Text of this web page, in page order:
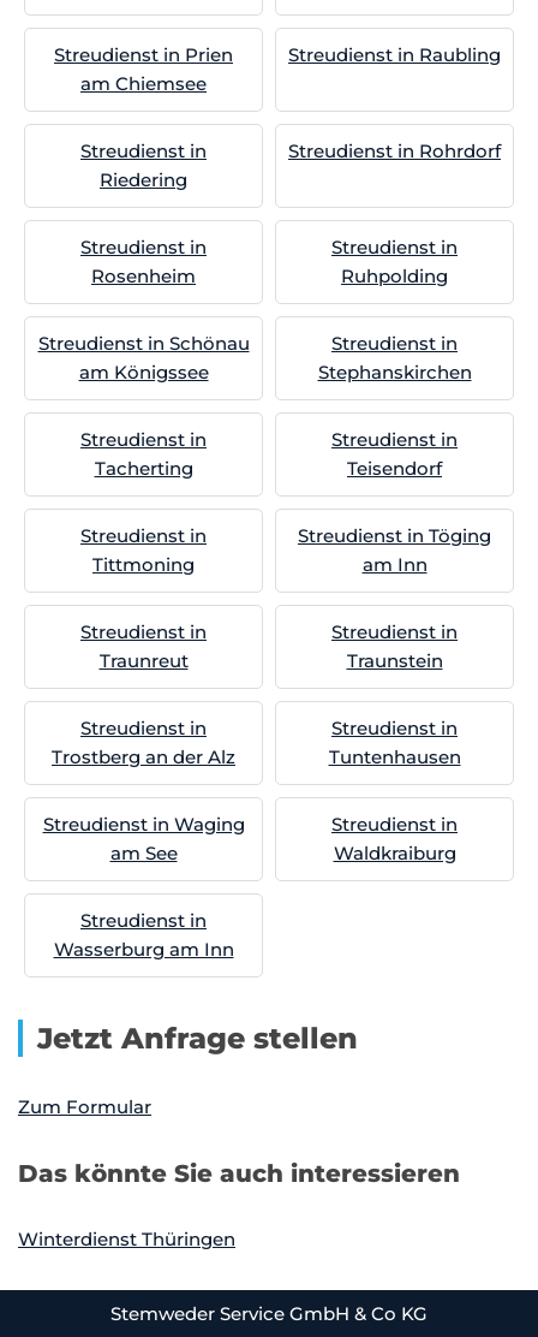
Streudienst in Prien
am Chiemsee
Streudienst in Raubling
Streudienst in
Riedering
Streudienst in Rohrdorf
Streudienst in
Rosenheim
Streudienst in
Ruhpolding
Streudienst in Schönau
am Königssee
Streudienst in
Stephanskirchen
Streudienst in
Tacherting
Streudienst in
Teisendorf
Streudienst in
Tittmoning
Streudienst in Töging
am Inn
Streudienst in
Traunreut
Streudienst in
Traunstein
Streudienst in
Trostberg an der Alz
Streudienst in
Tuntenhausen
Streudienst in Waging
am See
Streudienst in
Waldkraiburg
Streudienst in
Wasserburg am Inn
Jetzt Anfrage stellen
Zum Formular
Das könnte Sie auch interessieren
Winterdienst Thüringen
Stemweder Service GmbH & Co KG